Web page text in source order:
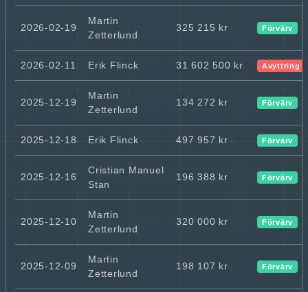
2026-02-19
Martin
Zetterlund
325 215 kr Förvärv
2026-02-11 Erik Flinck 31 602 500 kr Avyttring
2025-12-19
Martin
Zetterlund
134 272 kr Förvärv
2025-12-18 Erik Flinck 497 957 kr Förvärv
2025-12-16
Cristian Manuel
Stan
196 388 kr Förvärv
2025-12-10
Martin
Zetterlund
320 000 kr Förvärv
2025-12-09
Martin
Zetterlund
198 107 kr Förvärv